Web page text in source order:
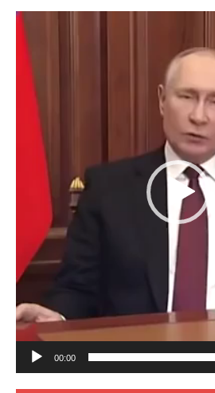
Lecteur
vidéo
00:00